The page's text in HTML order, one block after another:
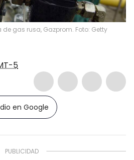
gas rusa, Gazprom. Foto: Getty
5
en Google